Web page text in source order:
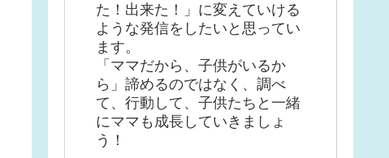
た！出来た！」に変えていける
ような発信をしたいと思ってい
ます。
「ママだから、子供がいるか
ら」諦めるのではなく、調べ
て、行動して、子供たちと一緒
にママも成長していきましょ
う！